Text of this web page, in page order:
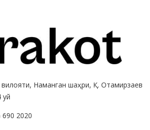
Наманган шаҳри, Қ. Отамирзаев
уй
690 2020